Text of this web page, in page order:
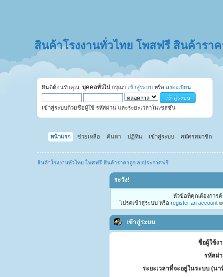
สินค้าโรงงานทั่วไทย โพสฟรี สินค้ารา
ยินดีต้อนรับคุณ, บุคคลทั่วไป กรุณา เข้าสู่ระบบ หรือ ลงทะเบียน
เข้าสู่ระบบด้วยชื่อผู้ใช้ รหัสผ่าน และระยะเวลาในเซสชั่น
หน้าแรก ช่วยเหลือ ค้นหา ปฏิทิน เข้าสู่ระบบ สมัครสมาชิก
สินค้าโรงงานทั่วไทย โพสฟรี สินค้าราคาถูก ลงประกาศฟรี
ระวัง!
หัวข้อที่คุณต้องการ
โปรดเข้าสู่ระบบ หรือ register an account
เข้าสู่ระบบ
ชื่อผู้ใช้ง
รหัสผ่
ระยะเวลาที่จะอยู่ในระบบ (นา